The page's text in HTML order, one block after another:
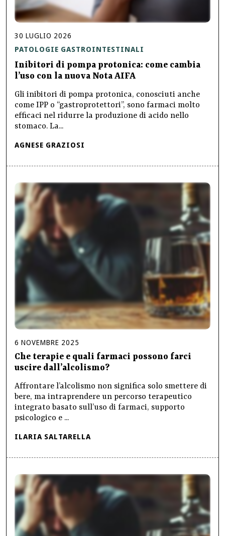
30 LUGLIO 2026
PATOLOGIE GASTROINTESTINALI
Inibitori di pompa protonica: come cambia
l’uso con la nuova Nota AIFA
Gli inibitori di pompa protonica, conosciuti anche
come IPP o “gastroprotettori”, sono farmaci molto
efficaci nel ridurre la produzione di acido nello
stomaco. La...
AGNESE GRAZIOSI
6 NOVEMBRE 2025
Che terapie e quali farmaci possono farci
uscire dall’alcolismo?
Affrontare l’alcolismo non significa solo smettere di
bere, ma intraprendere un percorso terapeutico
integrato basato sull’uso di farmaci, supporto
psicologico e ...
ILARIA SALTARELLA